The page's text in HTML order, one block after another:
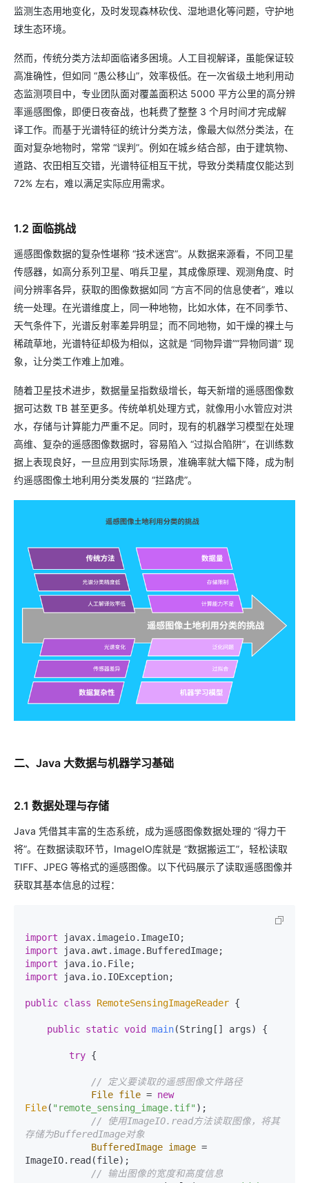
监测生态用地变化，及时发现森林砍伐、湿地退化等问题，守护地
球生态环境。
然而，传统分类方法却面临诸多困境。人工目视解译，虽能保证较
高准确性，但如同 “愚公移山”，效率极低。在一次省级土地利用动
态监测项目中，专业团队面对覆盖面积达 5000 平方公里的高分辨
率遥感图像，即便日夜奋战，也耗费了整整 3 个月时间才完成解
译工作。而基于光谱特征的统计分类方法，像最大似然分类法，在
面对复杂地物时，常常 “误判”。例如在城乡结合部，由于建筑物、
道路、农田相互交错，光谱特征相互干扰，导致分类精度仅能达到
72% 左右，难以满足实际应用需求。
1.2 面临挑战
遥感图像数据的复杂性堪称 “技术迷宫”。从数据来源看，不同卫星
传感器，如高分系列卫星、哨兵卫星，其成像原理、观测角度、时
间分辨率各异，获取的图像数据如同 “方言不同的信息使者”，难以
统一处理。在光谱维度上，同一种地物，比如水体，在不同季节、
天气条件下，光谱反射率差异明显；而不同地物，如干燥的裸土与
稀疏草地，光谱特征却极为相似，这就是 “同物异谱”“异物同谱” 现
象，让分类工作难上加难。
随着卫星技术进步，数据量呈指数级增长，每天新增的遥感图像数
据可达数 TB 甚至更多。传统单机处理方式，就像用小水管应对洪
水，存储与计算能力严重不足。同时，现有的机器学习模型在处理
高维、复杂的遥感图像数据时，容易陷入 “过拟合陷阱”，在训练数
据上表现良好，一旦应用到实际场景，准确率就大幅下降，成为制
约遥感图像土地利用分类发展的 “拦路虎”。
二、Java 大数据与机器学习基础
2.1 数据处理与存储
Java 凭借其丰富的生态系统，成为遥感图像数据处理的 “得力干
将”。在数据读取环节，ImageIO库就是 “数据搬运工”，轻松读取
TIFF、JPEG 等格式的遥感图像。以下代码展示了读取遥感图像并
获取其基本信息的过程：
import
import
import
import java.io.IOException;
public class RemoteSensingImageReader {
public static void main(String[] args) {
try {
// 定义要读取的遥感图像文件路径
File file = new
File( "remote_sensing_image.tif" );
// 使用ImageIO.read方法读取图像，将其
存储为BufferedImage对象
BufferedImage image =
ImageIO.read(file);
// 输出图像的宽度和高度信息